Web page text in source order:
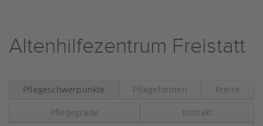
Altenhilfezentrum Freistatt
Pflegeschwerpunkte Pflegeformen Preise
Pflegegrade Kontakt